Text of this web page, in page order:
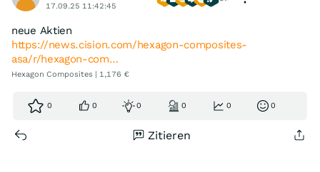
17.09.25 11:42:45
neue Aktien
https://news.cision.com/hexagon-composites-
asa/r/hexagon-com…
Hexagon Composites | 1,176 €
0 0 0 0 0 0
Zitieren